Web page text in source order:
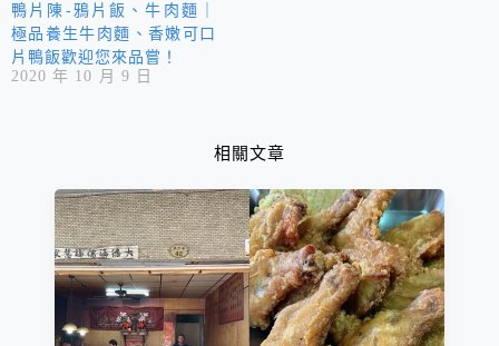
鴨片陳-鴉片飯、牛肉麵｜
極品養生牛肉麵、香嫩可口
片鴨飯歡迎您來品嘗！
2020 年 10 月 9 日
相關文章